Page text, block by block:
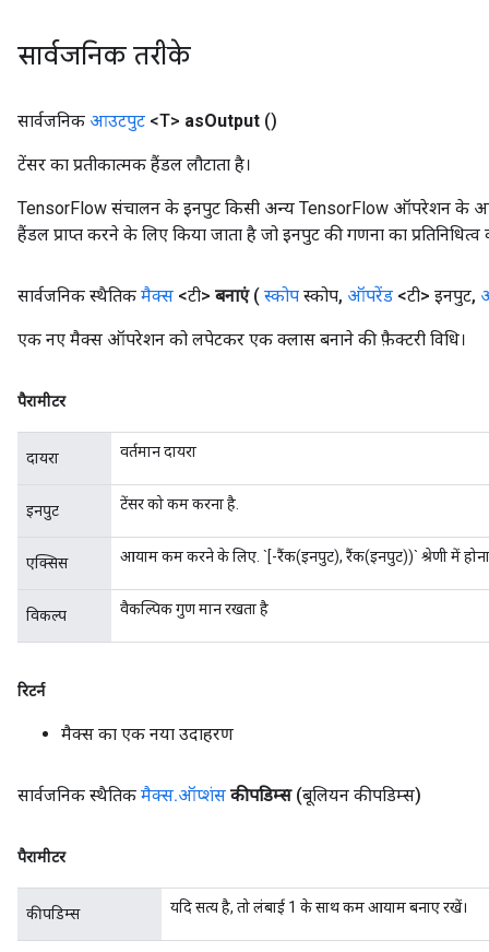
सार्वजनिक तरीके
सार्वजनिक आउटपुट <T> asOutput ()
टेंसर का प्रतीकात्मक हैंडल लौटाता है।
TensorFlow संचालन के इनपुट किसी अन्य TensorFlow ऑपरेशन के
हैंडल प्राप्त करने के लिए किया जाता है जो इनपुट की गणना का प्रतिनिधित्व
सार्वजनिक स्थैतिक मैक्स <टी> बनाएं ( स्कोप स्कोप, ऑपरेंड <टी> इनपुट,
एक नए मैक्स ऑपरेशन को लपेटकर एक क्लास बनाने की फ़ैक्टरी विधि।
पैरामीटर
दायरा वर्तमान दायरा
इनपुट टेंसर को कम करना है.
एक्सिस आयाम कम करने के लिए. `[-रैंक(इनपुट), रैंक(इनपुट))` श्रेणी में होना
विकल्प वैकल्पिक गुण मान रखता है
रिटर्न
मैक्स का एक नया उदाहरण
सार्वजनिक स्थैतिक मैक्स.ऑप्शंस कीपडिम्स (बूलियन कीपडिम्स)
पैरामीटर
कीपडिम्स यदि सत्य है, तो लंबाई 1 के साथ कम आयाम बनाए रखें।